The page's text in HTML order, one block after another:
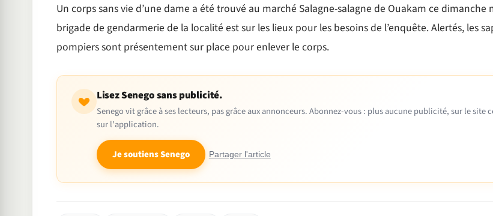
Un corps sans vie d’une dame a été trouvé au marché Salagne-salagne de Ouakam ce dimanche
brigade de gendarmerie de la localité est sur les lieux pour les besoins de l’enquête. Alertés, les
pompiers sont présentement sur place pour enlever le corps.
Lisez Senego sans publicité.
Senego vit grâce à ses lecteurs, pas grâce aux annonceurs. Abonnez-vous : plus aucune publicité, sur le site
sur l'application.
Je soutiens Senego Partager l'article